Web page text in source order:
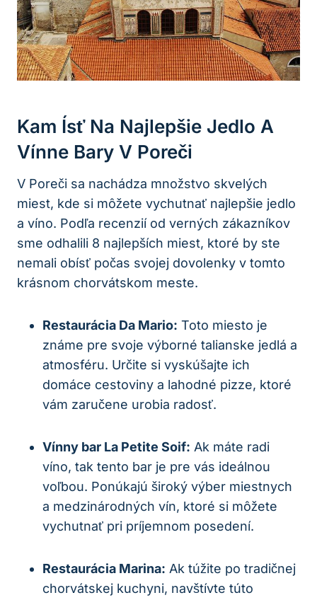
Kam Ísť Na Najlepšie Jedlo A
Vínne Bary V Poreči
V Poreči sa nachádza množstvo skvelých
miest, kde si môžete vychutnať najlepšie jedlo
a víno. Podľa recenzií od verných zákazníkov
sme odhalili 8 najlepších miest, ktoré by ste
nemali obísť počas svojej dovolenky v tomto
krásnom chorvátskom meste.
Restaurácia Da Mario: Toto miesto je
známe pre svoje výborné talianske jedlá a
atmosféru. Určite si vyskúšajte ich
domáce cestoviny a lahodné pizze, ktoré
vám zaručene urobia radosť.
Vínny bar La Petite Soif: Ak máte radi
víno, tak tento bar je pre vás ideálnou
voľbou. Ponúkajú široký výber miestnych
a medzinárodných vín, ktoré si môžete
vychutnať pri príjemnom posedení.
Restaurácia Marina: Ak túžite po tradičnej
chorvátskej kuchyni, navštívte túto